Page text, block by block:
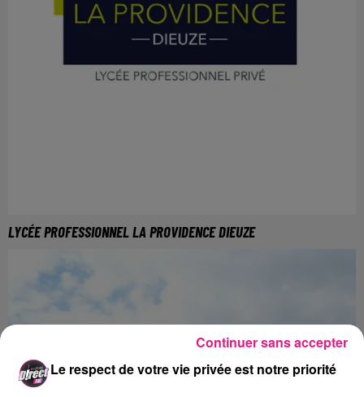
LYCÉE PROFESSIONNEL LA PROVIDENCE DIEUZE
https://www.la-providence-dieuze.com
Le respect de votre vie privée est notre priorité
Continuer sans accepter